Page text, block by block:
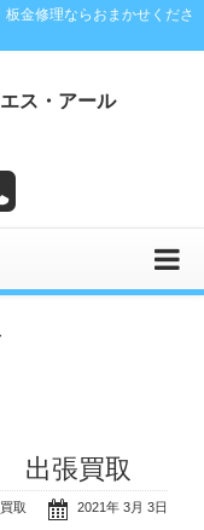
金修理ならおまかせくださ
ス・アール
出張買取
2021年 3月 3日
取